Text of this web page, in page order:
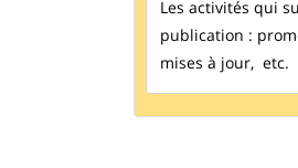
Les activités qui
publication :
mises à jour, etc.